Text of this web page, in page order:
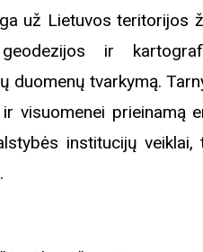
parodą
už Lietuvos teritorijos
geodezijos ir
duomenų tvarkymą.
visuomenei prieinamą
institucijų veiklai,